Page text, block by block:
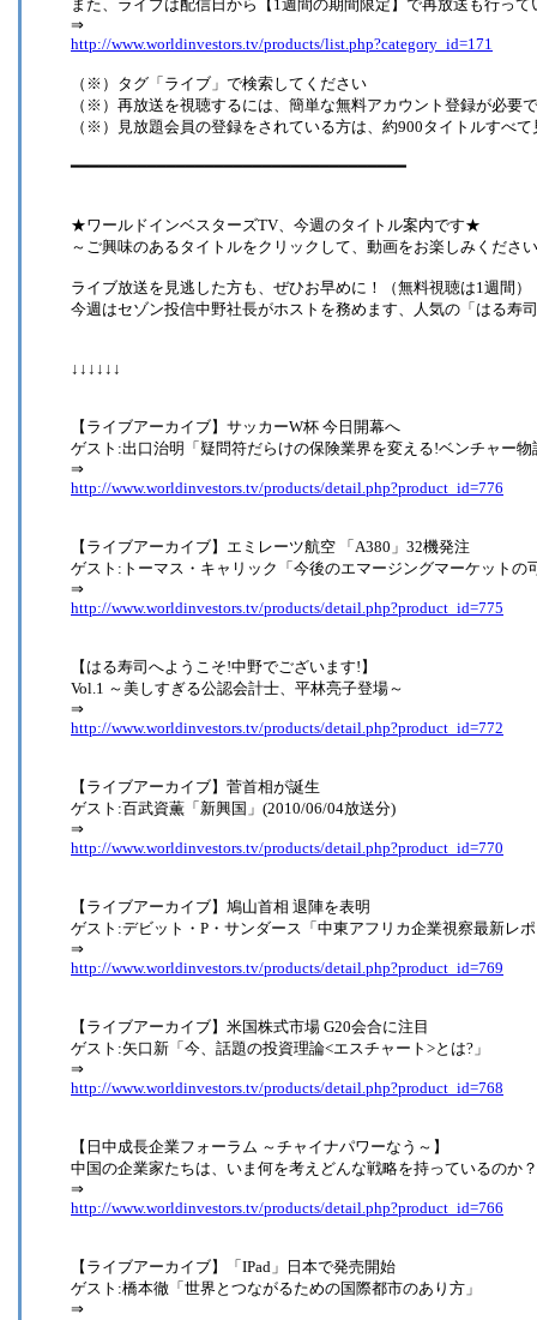
また、ライブは配信日から【1週間の期間限定】で再放送も行って
⇒
http://www.worldinvestors.tv/products/list.php?category_id=171
（※）タグ「ライブ」で検索してください
（※）再放送を視聴するには、簡単な無料アカウント登録が必要
（※）見放題会員の登録をされている方は、約900タイトルすべて
━━━━━━━━━━━━━━━━━━━━━━━━━━━━━━━━━━━
★ワールドインベスターズTV、今週のタイトル案内です★
～ご興味のあるタイトルをクリックして、動画をお楽しみくださ
ライブ放送を見逃した方も、ぜひお早めに！（無料視聴は1週間）
今週はセゾン投信中野社長がホストを務めます、人気の「はる寿
↓↓↓↓↓↓
【ライブアーカイブ】サッカーW杯 今日開幕へ
ゲスト:出口治明「疑問符だらけの保険業界を変える!ベンチャー物
⇒
http://www.worldinvestors.tv/products/detail.php?product_id=776
【ライブアーカイブ】エミレーツ航空 「A380」32機発注
ゲスト:トーマス・キャリック「今後のエマージングマーケットの
⇒
http://www.worldinvestors.tv/products/detail.php?product_id=775
【はる寿司へようこそ!中野でございます!】
Vol.1 ～美しすぎる公認会計士、平林亮子登場～
⇒
http://www.worldinvestors.tv/products/detail.php?product_id=772
【ライブアーカイブ】菅首相が誕生
ゲスト:百武資薫「新興国」(2010/06/04放送分)
⇒
http://www.worldinvestors.tv/products/detail.php?product_id=770
【ライブアーカイブ】鳩山首相 退陣を表明
ゲスト:デビット・P・サンダース「中東アフリカ企業視察最新レ
⇒
http://www.worldinvestors.tv/products/detail.php?product_id=769
【ライブアーカイブ】米国株式市場 G20会合に注目
ゲスト:矢口新「今、話題の投資理論<エスチャート>とは?」
⇒
http://www.worldinvestors.tv/products/detail.php?product_id=768
【日中成長企業フォーラム ～チャイナパワーなう～】
中国の企業家たちは、いま何を考えどんな戦略を持っているのか？
⇒
http://www.worldinvestors.tv/products/detail.php?product_id=766
【ライブアーカイブ】「IPad」日本で発売開始
ゲスト:橋本徹「世界とつながるための国際都市のあり方」
⇒